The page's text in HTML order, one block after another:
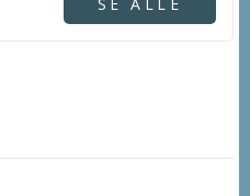
SE ALLE